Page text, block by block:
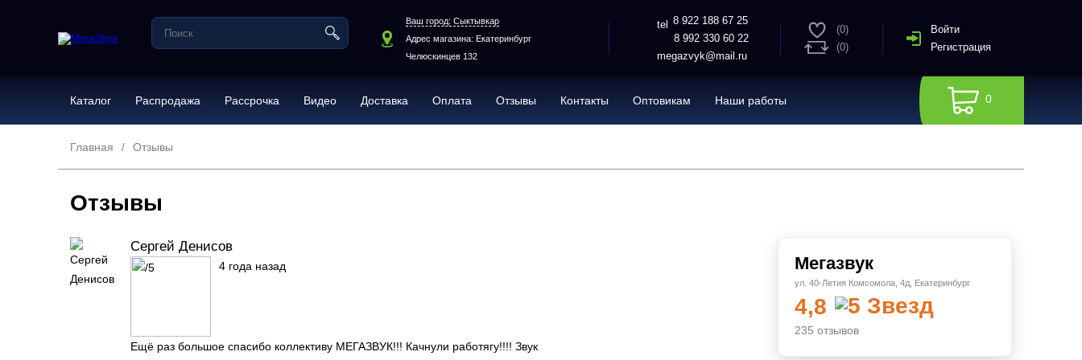
Ваш город: Сыктывкар
Адрес магазина: Екатеринбург
Челюскинцев 132
8 922 188 67 25
8 992 330 60 22
megazvyk@mail.ru
(0)
(0)
Войти
Регистрация
Каталог Распродажа Рассрочка Видео Доставка Оплата Отзывы Контакты Оптовикам Наши работы 0
Оформить заказ
Главная Отзывы
Отзывы
Сергей Денисов
4 года назад
Ещё раз большое спасибо коллективу МЕГАЗВУК!!! Качнули работягу!!!! Звук
Мегазвук
ул. 40-Летия Комсомола, 4д, Екатеринбург
4,8
235 отзывов